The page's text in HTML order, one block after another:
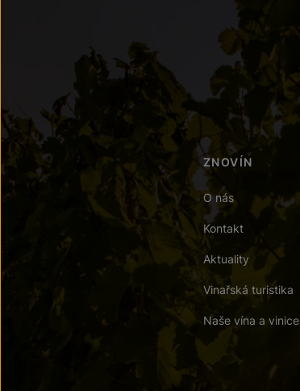
ZNOVÍN
O nás
Kontakt
Aktuality
Vinařská turistika
Naše vína a vinice